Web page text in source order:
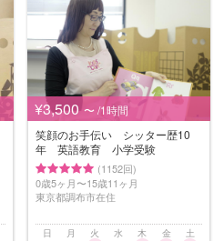
¥3,500 〜 /1時間
笑顔のお手伝い シッター歴10
年 英語教育 小学受験
(1152回)
0歳5ヶ月〜15歳11ヶ月
東京都調布市在住
日
月
火
水
木
金
土